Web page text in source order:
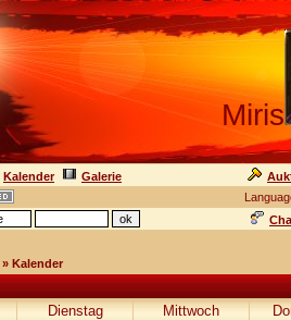
Miris
Kalender Galerie
» Kalender
Dienstag Mittwoch